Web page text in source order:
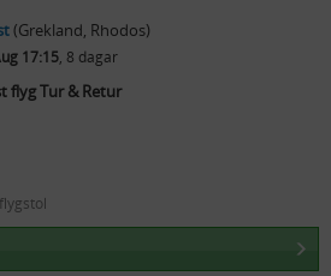
(Grekland, Rhodos)
17:15, 8 dagar
flyg Tur & Retur